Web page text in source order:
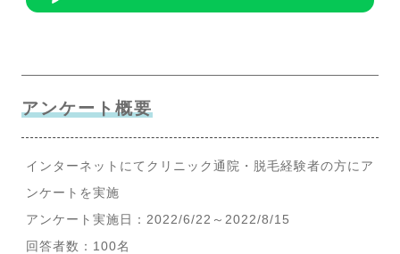
アンケート概要
インターネットにてクリニック通院・脱毛経験者の方にア
ンケートを実施
アンケート実施日：2022/6/22～2022/8/15
回答者数：100名